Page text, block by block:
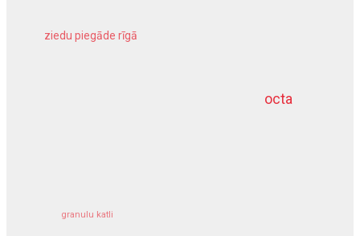
octa
ziedu piegāde rīgā
granulu katli
dziļurbums